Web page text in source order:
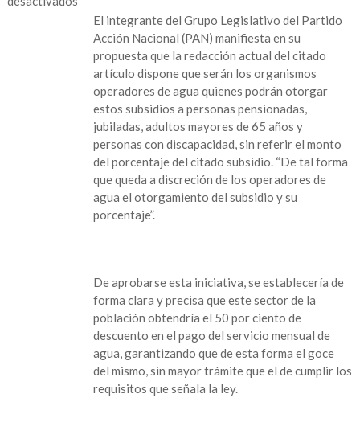
El integrante del Grupo Legislativo del Partido
Acción Nacional (PAN) manifiesta en su
propuesta que la redacción actual del citado
artículo dispone que serán los organismos
operadores de agua quienes podrán otorgar
estos subsidios a personas pensionadas,
jubiladas, adultos mayores de 65 años y
personas con discapacidad, sin referir el monto
del porcentaje del citado subsidio. “De tal forma
que queda a discreción de los operadores de
agua el otorgamiento del subsidio y su
porcentaje”.
De aprobarse esta iniciativa, se establecería de
forma clara y precisa que este sector de la
población obtendría el 50 por ciento de
descuento en el pago del servicio mensual de
agua, garantizando que de esta forma el goce
del mismo, sin mayor trámite que el de cumplir los
requisitos que señala la ley.